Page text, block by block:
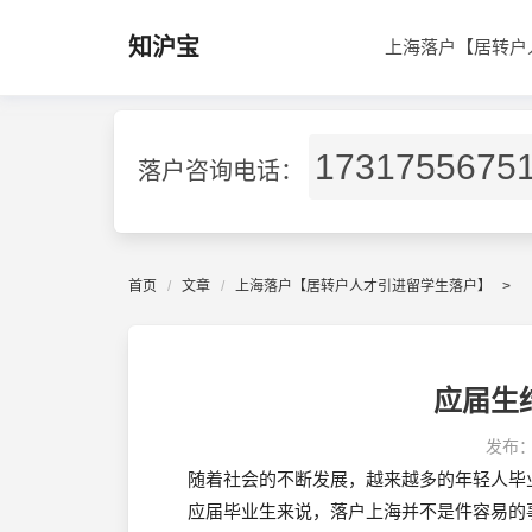
知沪宝 上海落户【居转
落户咨询电话：
首页 文章 上海落户【居转户人才引进留学生落户】 >
应届生
发布
随着社会的不断发展，越来越多的年轻人
应届毕业生来说，落户上海并不是件容易